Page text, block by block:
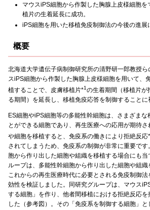
マウスiPS細胞から作製した胸腺上皮様細胞
植片の生着延長に成功。
iPS細胞を用いた移植免疫制御法の今後の進展
概要
北海道大学遺伝子病制御研究所の清野研一郎教授
スiPS細胞から作製した胸腺上皮様細胞を用いて、
植することで、皮膚移植片*1の生着期間（移植片が
る期間）を延長し、移植免疫応答を制御することに
ES細胞やiPS細胞等の多能性幹細胞は、さまざまな
とができる細胞であり、再生医療への応用が期待
や細胞を移植すると、免疫系の働きにより拒絶反応*
されてしまうため、免疫系の制御が非常に重要で
胞から作り出した細胞や組織を移植する場合にも
ループは、多能性幹細胞から作り出した細胞や組織
これからの再生医療時代に必要とされる免疫制御
効性を検証しました。同研究グループは、マウス
する細胞」を作り、他者間移植における拒絶反応を
した（参考図）。その「免疫系を制御する細胞」